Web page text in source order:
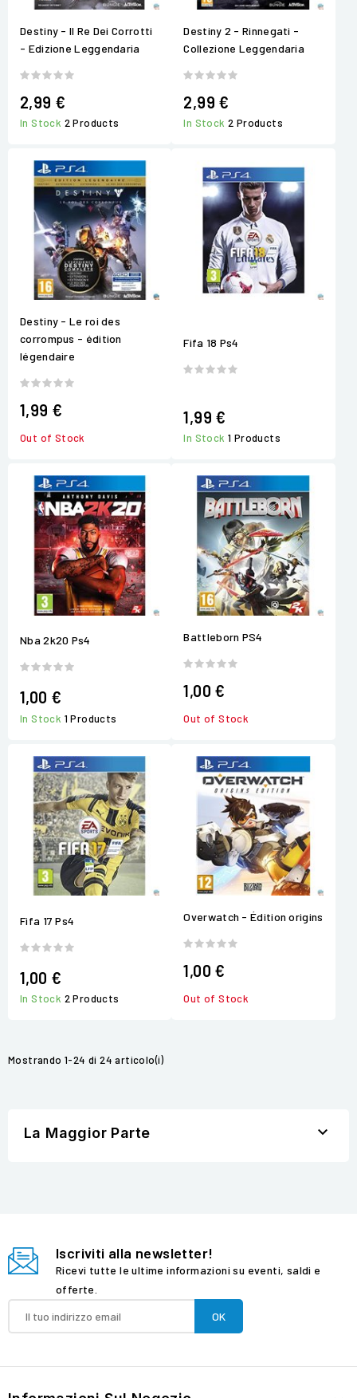
Destiny - Il Re Dei Corrotti
- Edizione Leggendaria
2,99 €
In Stock 2 Products
Destiny 2 - Rinnegati -
Collezione Leggendaria
2,99 €
In Stock2 Products
Destiny - Le roi des
corrompus - édition
légendaire
1,99 €
Out of Stock
Fifa 18 Ps4
1,99 €
In Stock1 Products
Nba 2k20 Ps4
1,00 €
In Stock 1 Products
Battleborn PS4
1,00 €
Out of Stock
Fifa 17 Ps4
1,00 €
In Stock 2 Products
Overwatch - Édition origins
1,00 €
Out of Stock
Mostrando 1-24 di 24 articolo(i)
La Maggior Parte 
Iscriviti alla newsletter!
Ricevi tutte le ultime informazioni su eventi, saldi e
offerte.